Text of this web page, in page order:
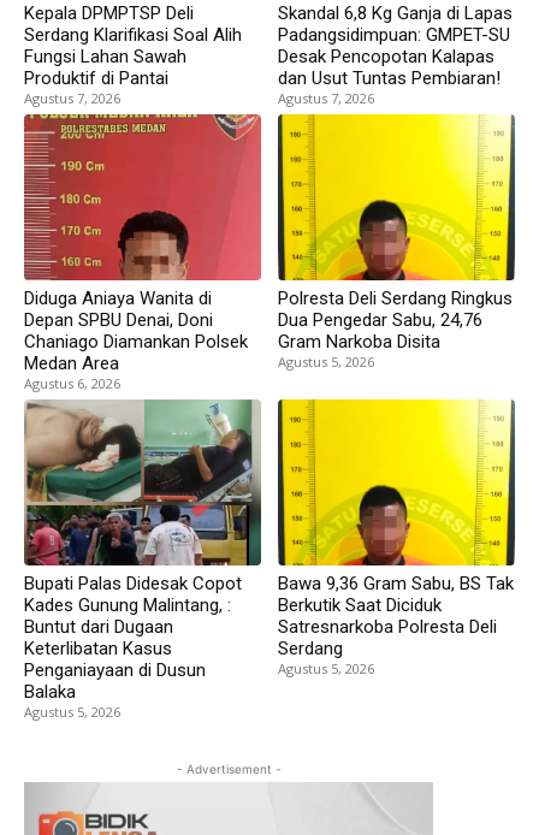
Kepala DPMPTSP Deli
Serdang Klarifikasi Soal Alih
Fungsi Lahan Sawah
Produktif di Pantai
Agustus 7, 2026
Skandal 6,8 Kg Ganja di Lapas
Padangsidimpuan: GMPET-SU
Desak Pencopotan Kalapas
dan Usut Tuntas Pembiaran!
Agustus 7, 2026
Diduga Aniaya Wanita di
Depan SPBU Denai, Doni
Chaniago Diamankan Polsek
Medan Area
Agustus 6, 2026
Polresta Deli Serdang Ringkus
Dua Pengedar Sabu, 24,76
Gram Narkoba Disita
Agustus 5, 2026
Bupati Palas Didesak Copot
Kades Gunung Malintang, :
Buntut dari Dugaan
Keterlibatan Kasus
Penganiayaan di Dusun
Balaka
Agustus 5, 2026
Bawa 9,36 Gram Sabu, BS Tak
Berkutik Saat Diciduk
Satresnarkoba Polresta Deli
Serdang
Agustus 5, 2026
- Advertisement -